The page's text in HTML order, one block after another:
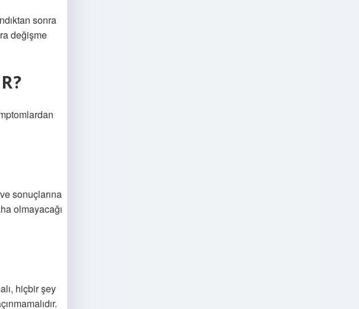
sonra
değişme
sonuçlarına
olmayacağı
hiçbir şey